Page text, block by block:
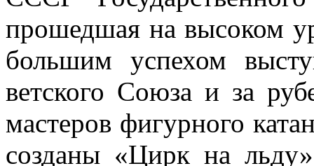
прошедшая на высоком
большим успехом
ветского Союза и за
мастеров фигурного
созданы «Цирк на